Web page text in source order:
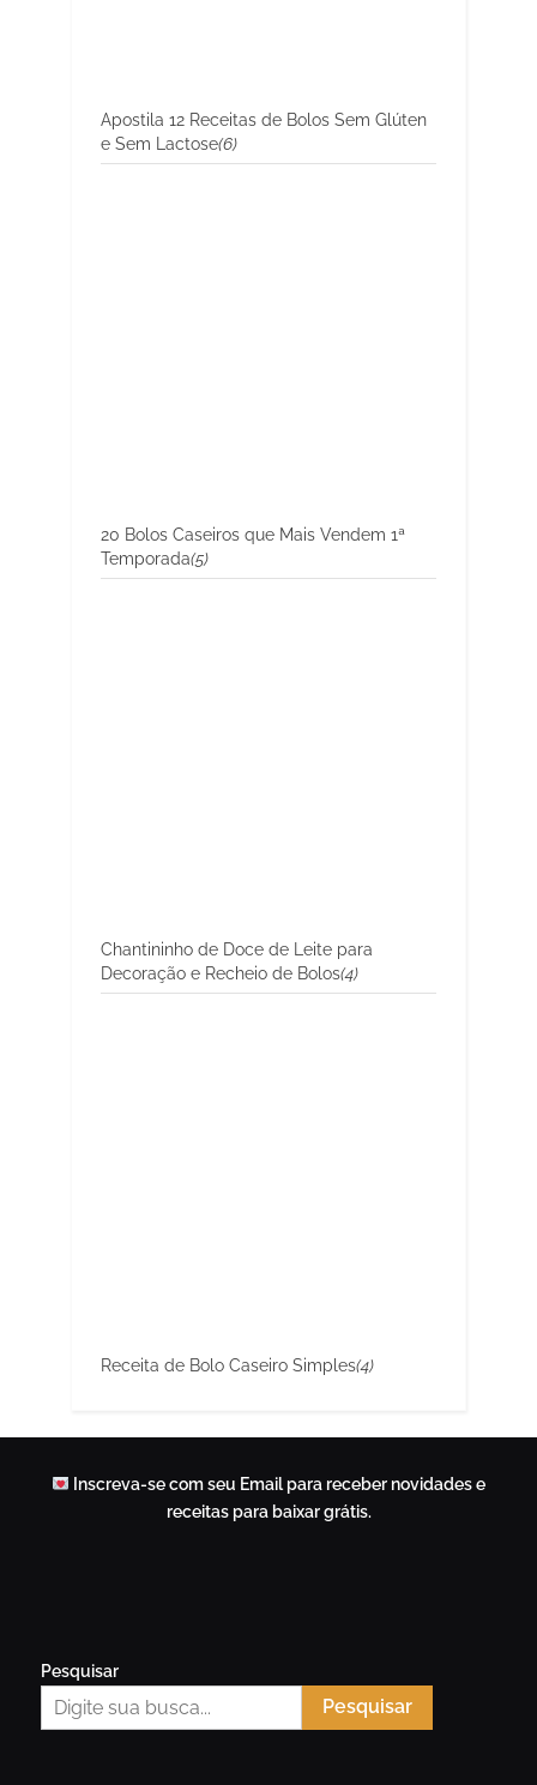
Apostila 12 Receitas de Bolos Sem Glúten
e Sem Lactose(6)
20 Bolos Caseiros que Mais Vendem 1ª
Temporada(5)
Chantininho de Doce de Leite para
Decoração e Recheio de Bolos(4)
Receita de Bolo Caseiro Simples(4)
Inscreva-se com seu Email para receber novidades e
receitas para baixar grátis.
Pesquisar
Pesquisar